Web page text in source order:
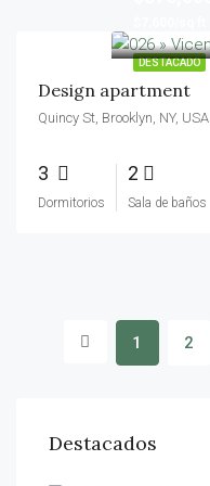
DESTACADO
Design apartment
Quincy St, Brooklyn, NY, USA
3
Dormitorios
2
Sala de baños
1 2
Destacados